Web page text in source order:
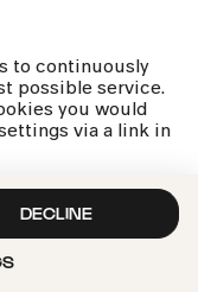
to continuously
possible service.
you would
via a link in
DECLINE